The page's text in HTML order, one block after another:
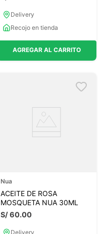
Delivery
Recojo en tienda
AGREGAR AL CARRITO
Nua
ACEITE DE ROSA
MOSQUETA NUA 30ML
S/60.00
Delivery